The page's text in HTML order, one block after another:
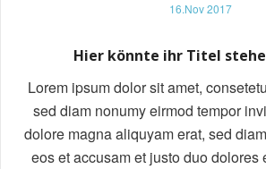
16.Nov 2017
Hier könnte ihr Titel
Lorem ipsum dolor sit amet,
sed diam nonumy eirmod tempor
dolore magna aliquyam erat, sed
eos et accusam et justo duo dolores